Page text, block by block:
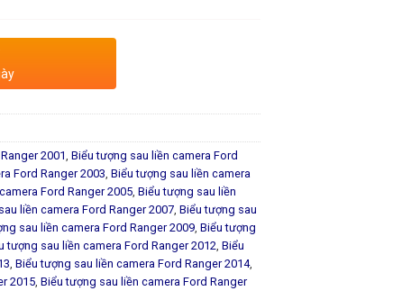
2001 Biểu tượng sau liền camera Ford
Ford Ranger 2003 Biểu tượng sau liền camera
Ford Ranger 2005 Biểu tượng sau liền
liền camera Ford Ranger 2007 Biểu tượng sau
sau liền camera Ford Ranger 2009 Biểu tượng
tượng sau liền camera Ford Ranger 2012 Biểu
Biểu tượng sau liền camera Ford Ranger 2014,
2015 Biểu tượng sau liền camera Ford Ranger